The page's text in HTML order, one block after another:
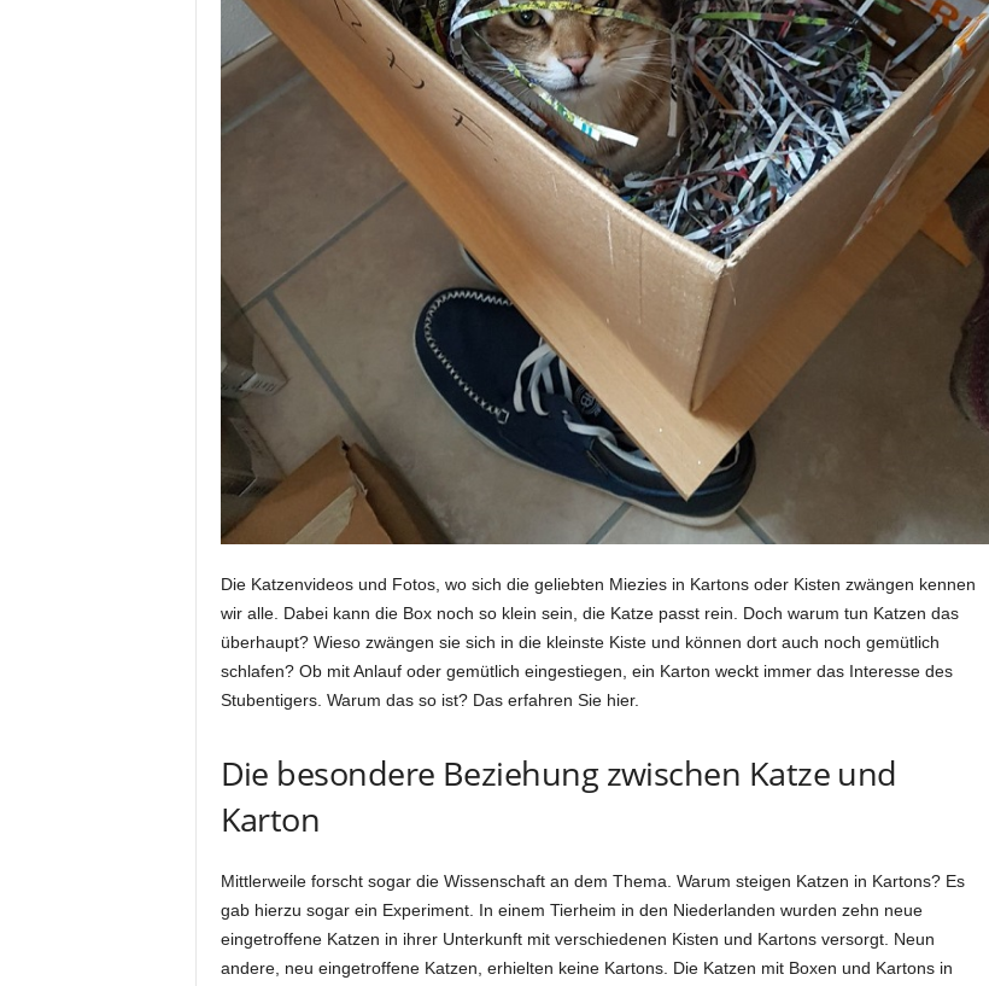
Die Katzenvideos und Fotos, wo sich die geliebten Miezies in Kartons oder Kisten zwängen kennen
wir alle. Dabei kann die Box noch so klein sein, die Katze passt rein. Doch warum tun Katzen das
überhaupt? Wieso zwängen sie sich in die kleinste Kiste und können dort auch noch gemütlich
schlafen? Ob mit Anlauf oder gemütlich eingestiegen, ein Karton weckt immer das Interesse des
Stubentigers. Warum das so ist? Das erfahren Sie hier.
Die besondere Beziehung zwischen Katze und
Karton
Mittlerweile forscht sogar die Wissenschaft an dem Thema. Warum steigen Katzen in Kartons? Es
gab hierzu sogar ein Experiment. In einem Tierheim in den Niederlanden wurden zehn neue
eingetroffene Katzen in ihrer Unterkunft mit verschiedenen Kisten und Kartons versorgt. Neun
andere, neu eingetroffene Katzen, erhielten keine Kartons. Die Katzen mit Boxen und Kartons in